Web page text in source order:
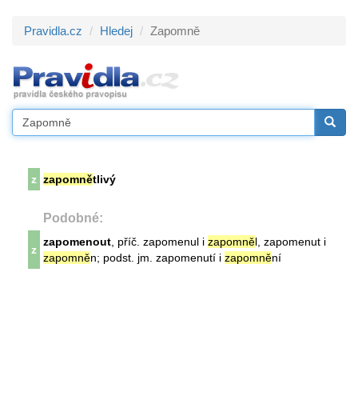
Pravidla.cz Hledej Zapomně
z zapomnětlivý
Podobné:
z
zapomenout , příč. zapomenul i zapomněl, zapomenut i
zapomněn; podst. jm. zapomenutí i zapomnění